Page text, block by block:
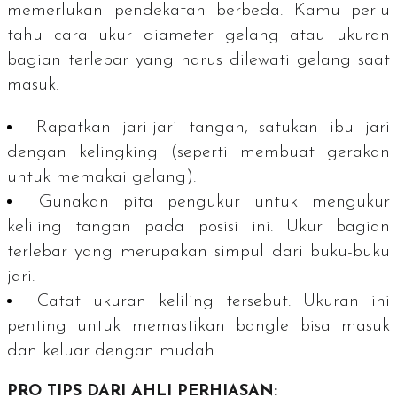
memerlukan pendekatan berbeda. Kamu perlu
tahu cara ukur diameter gelang atau ukuran
bagian terlebar yang harus dilewati gelang saat
masuk.
Rapatkan jari-jari tangan, satukan ibu jari
dengan kelingking (seperti membuat gerakan
untuk memakai gelang).
Gunakan pita pengukur untuk mengukur
keliling tangan pada posisi ini. Ukur bagian
terlebar yang merupakan simpul dari buku-buku
jari.
Catat ukuran keliling tersebut. Ukuran ini
penting untuk memastikan
bangle bisa masuk
dan keluar dengan mudah.
PRO TIPS DARI AHLI PERHIASAN: